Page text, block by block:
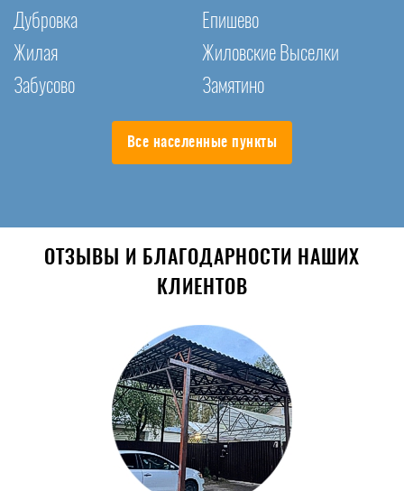
Дубровка
Епишево
Жилая
Жиловские Выселки
Забусово
Замятино
Все населенные пункты
ОТЗЫВЫ И БЛАГОДАРНОСТИ НАШИХ
КЛИЕНТОВ